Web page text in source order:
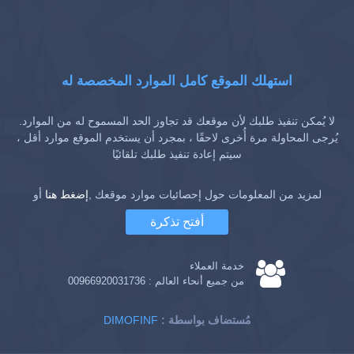
استهلك الموقع كامل الموارد المخصصة له
لا يُمكن تنفيذ طلبك لأن موقعك قد تجاوز الحد المسموح له من الموارد.
يُرجى المحاولة مرة أُخرى لاحقًا ، بمجرد أن يستخدم الموقع موارد أقل ،
سيتم إعادة تنفيذ طلبك تلقائيًا
لمزيد من المعلومات حول إحصائيات موارد موقعك ,إضغط هنا أو
أفتح تذكرة
خدمة العملاء
من جميع أنحاء العالم : 00966920031736
DIMOFINF : مُستضاف بواسطة